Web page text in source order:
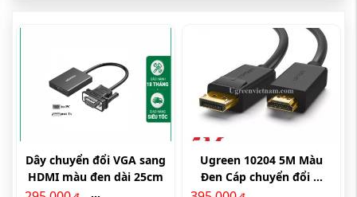
Dây chuyển đổi VGA sang
HDMI màu đen dài 25cm
...
Ugreen 10204 5M Màu
Đen Cáp chuyển đổi ...